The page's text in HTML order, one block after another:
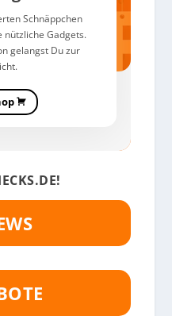
Schnäppchen
nützliche Gadgets.
gelangst Du zur